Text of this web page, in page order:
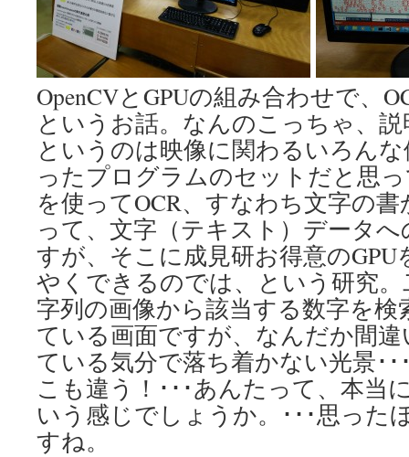
OpenCVとGPUの組み合わせで、
というお話。なんのこっちゃ、説
というのは映像に関わるいろん
ったプログラムのセットだと思
を使ってOCR、すなわち文字の
って、文字（テキスト）データ
すが、そこに成見研お得意の
やくできるのでは、という研究
字列の画像から該当する数字を検
ている画面ですが、なんだか間
ている気分で落ち着かない光景･
こも違う！･･･あんたって、本当
いう感じでしょうか。･･･思った
すね。